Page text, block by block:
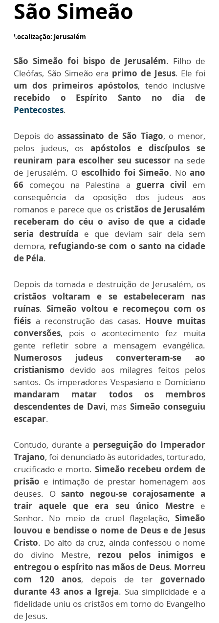
São Simeão
Localização: Jerusalém
São Simeão foi bispo de Jerusalém. Filho de
Cleófas, São Simeão era primo de Jesus. Ele foi
um dos primeiros apóstolos, tendo inclusive
recebido o Espírito Santo no dia de
Pentecostes.
Depois doassassinato de São Tiago, o menor,
pelos judeus, os apóstolos e discípulos se
reuniram para escolher seu sucessor na sede
de Jerusalém. O escolhido foi Simeão. No ano
66 começou na Palestina a guerra civil em
consequência da oposição dos judeus aos
romanos e parece que oscristãos de Jerusalém
receberam do céu o aviso de que a cidade
seria destruída e que deviam sair dela sem
demora, refugiando-se com o santo na cidade
de Péla.
Depois da tomada e destruição de Jerusalém, os
cristãos voltaram e se estabeleceram nas
ruínas.Simeão voltou e recomeçou com os
fiéis a reconstrução das casas. Houve muitas
conversões, pois o acontecimento fez muita
gente refletir sobre a mensagem evangélica.
Numerosos judeus converteram-se ao
cristianismo devido aos milagres feitos pelos
santos. Os imperadores Vespasiano e Domiciano
mandaram matar todos os membros
descendentes de Davi, mas Simeão conseguiu
escapar.
Contudo, durante a perseguição do Imperador
Trajano, foi denunciado às autoridades, torturado,
crucificado e morto. Simeão recebeu ordem de
prisão e intimação de prestar homenagem aos
deuses. Osanto negou-se corajosamente a
trair aquele que era seu único Mestree
Senhor. No meio da cruel flagelação, Simeão
louvou e bendisse o nome de Deus e de Jesus
Cristo. Do alto da cruz, ainda confessou o nome
do divino Mestre, rezou pelos inimigos e
entregou o espírito nas mãos de Deus. Morreu
com 120 anos, depois de tergovernado
durante 43 anos a Igreja. Sua simplicidade e a
fidelidade uniu os cristãos em torno do Evangelho
de Jesus.